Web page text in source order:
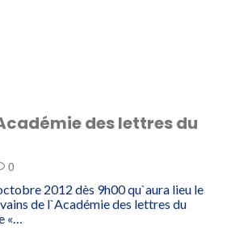
des lettres du
0
2012 dès 9h00 qu`aura lieu le
de l`Académie des lettres du
«…